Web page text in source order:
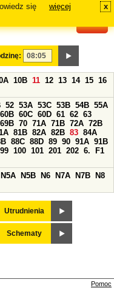
się
więcej x
10B 11 12 13 14 15 16
52 53A 53C 53B 54B 55A
60B 60C 60D 61 62 63
69B 70 71A 71B 72A 72B
81B 82A 82B 83 84A
88C 88D 89 90 91A 91B
99 100 101 201 202 6.
F1
N5A N5B N6 N7A N7B
N8
Utrudnienia
Schematy
Pomoc